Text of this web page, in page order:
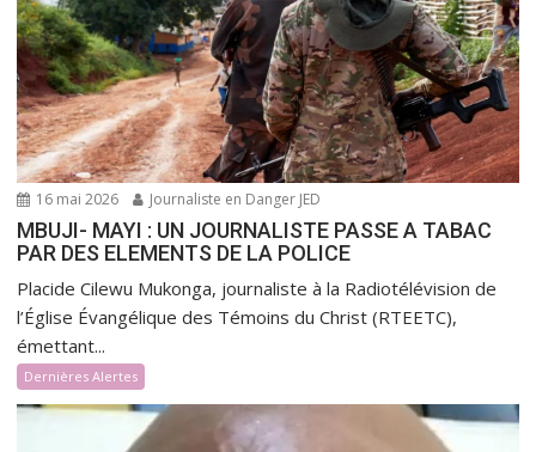
16 mai 2026 Journaliste en Danger JED
MBUJI- MAYI : UN JOURNALISTE PASSE A TABAC
PAR DES ELEMENTS DE LA POLICE
Placide Cilewu Mukonga, journaliste à la Radiotélévision de
l’Église Évangélique des Témoins du Christ (RTEETC),
émettant...
Dernières Alertes